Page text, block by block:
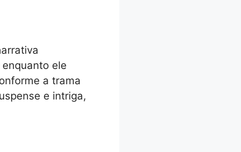
ele
a trama
e intriga,